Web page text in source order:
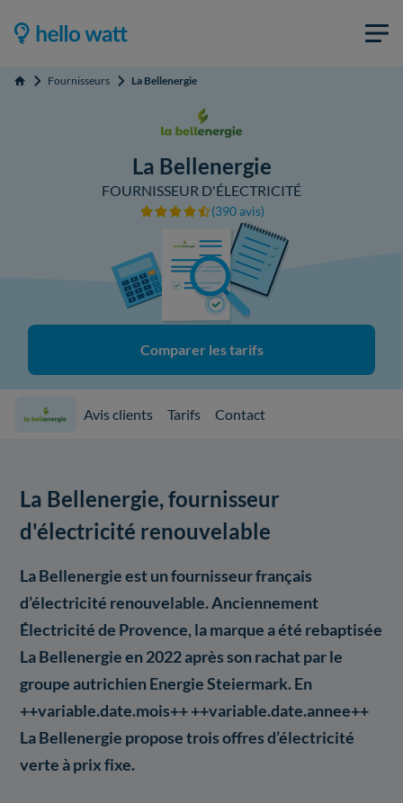
Accueil Fournisseurs La Bellenergie
La Bellenergie
FOURNISSEUR D'ÉLECTRICITÉ
(390 avis)
Comparer les tarifs
Avis clients Tarifs Contact
La Bellenergie, fournisseur
d'électricité renouvelable
La Bellenergie est un fournisseur français
d’électricité renouvelable. Anciennement
Électricité de Provence, la marque a été rebaptisée
La Bellenergie en 2022 après son rachat par le
groupe autrichien Energie Steiermark. En
++variable.date.mois++ ++variable.date.annee++
La Bellenergie propose trois offres d’électricité
verte à prix fixe.